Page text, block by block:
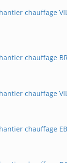
chauffage
chauffage
chauffage
chauffage